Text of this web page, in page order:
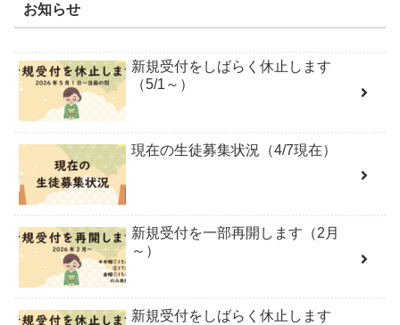
お知らせ
新規受付をしばらく休止します
（5/1～）
現在の生徒募集状況（4/7現在）
新規受付を一部再開します（2月
～）
新規受付をしばらく休止します